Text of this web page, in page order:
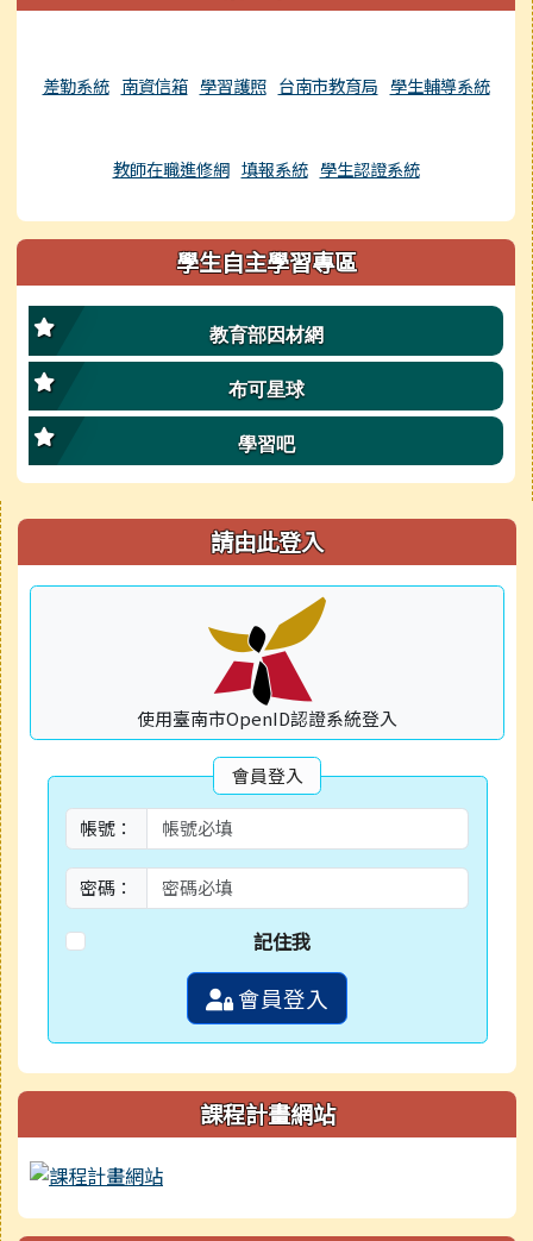
差勤系統 南資信箱 學習護照 台南市教育局 學生輔導系統
教師在職進修網 填報系統 學生認證系統
學生自主學習專區
教育部因材網
布可星球
學習吧
右邊區域內容 請由此登入
使用臺南市OpenID認證系統登入
會員登入
帳號：
密碼：
記住我
會員登入
課程計畫網站